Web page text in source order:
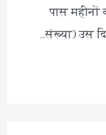
पास
संख्या) उस